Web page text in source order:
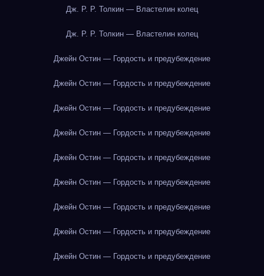
Дж. Р. Р. Толкин — Властелин колец
Дж. Р. Р. Толкин — Властелин колец
Джейн Остин — Гордость и предубеждение
Джейн Остин — Гордость и предубеждение
Джейн Остин — Гордость и предубеждение
Джейн Остин — Гордость и предубеждение
Джейн Остин — Гордость и предубеждение
Джейн Остин — Гордость и предубеждение
Джейн Остин — Гордость и предубеждение
Джейн Остин — Гордость и предубеждение
Джейн Остин — Гордость и предубеждение